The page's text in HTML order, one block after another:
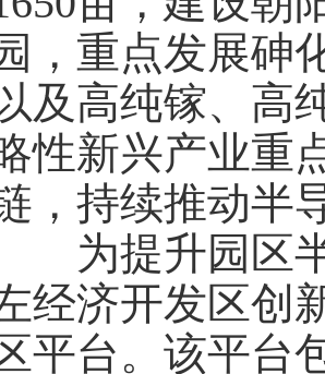
，重点发展砷
及高纯镓、高
性新兴产业重
，持续推动半
为提升园区半
经济开发区创
平台。该平台